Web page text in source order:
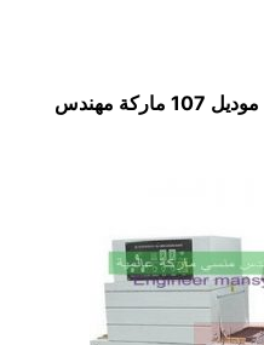
موديل 107 ماركة مهندس